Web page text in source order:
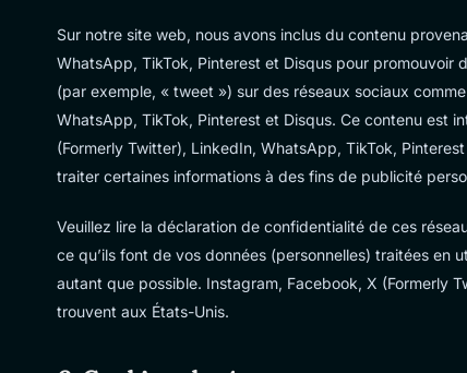
Sur notre site web, nous avons inclus du contenu
WhatsApp, TikTok, Pinterest et Disqus pour
(par exemple, « tweet ») sur des réseaux sociaux
WhatsApp, TikTok, Pinterest et Disqus. Ce contenu est
(Formerly Twitter), LinkedIn, WhatsApp, TikTok,
traiter certaines informations à des fins de publicité
Veuillez lire la déclaration de confidentialité de ces
ce qu’ils font de vos données (personnelles) traitées en
autant que possible. Instagram, Facebook, X (Formerly
trouvent aux États-Unis.